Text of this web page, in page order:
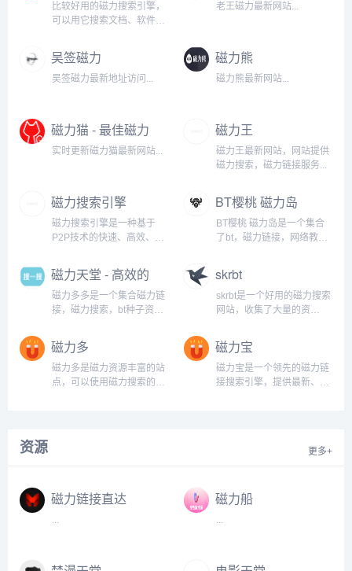
比较好用的磁力搜索引擎，
可以用它搜索文档、软件、
般用它来找一些影院上线不
久的电影，不仅免费还高
清。...
老王磁力最新网站...
吴签磁力
吴签磁力最新地址访问...
磁力熊
磁力熊最新网站...
磁力猫 - 最佳磁力
搜索
实时更新磁力猫最新网站...
磁力王
磁力王最新网站，网站提供
磁力搜索，磁力链接服务...
磁力搜索引擎
磁力搜索引擎是一种基于
P2P技术的快速、高效、安
球范围内的服务器资源整合
在一起，为用户提供了一种
全新的搜索体验。与传统的
搜索引擎相比，磁力搜索引
搜索引擎的核心优势在于其
分布式网络结构。通过这种
结构，用户可以在数以千计
BT樱桃 磁力岛
BT樱桃 磁力岛是一个集合
了bt，磁力链接，网络教学
磁力天堂 - 高效的
磁力搜索引擎
磁力多多是一个集合磁力链
接，磁力搜索，bt种子资源
skrbt
skrbt是一个好用的磁力搜索
网站，收集了大量的资
磁力多
磁力多是磁力资源丰富的站
点，可以使用磁力搜索的方
磁力宝
磁力宝是一个领先的磁力链
接搜索引擎，提供最新、最
资源 更多+
磁力链接直达
...
磁力船
...